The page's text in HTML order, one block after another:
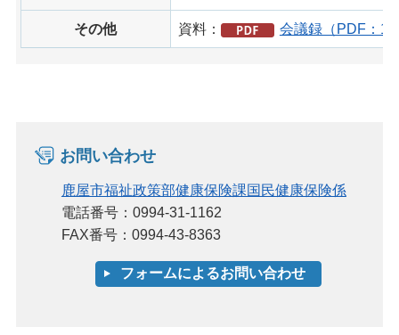
その他 資料： 会議録（PDF：
お問い合わせ
鹿屋市福祉政策部健康保険課国民健康保険係
電話番号：0994-31-1162
FAX番号：0994-43-8363